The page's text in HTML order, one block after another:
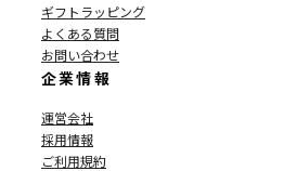
ギフトラッピング
よくある質問
お問い合わせ
企業情報
運営会社
採用情報
ご利用規約